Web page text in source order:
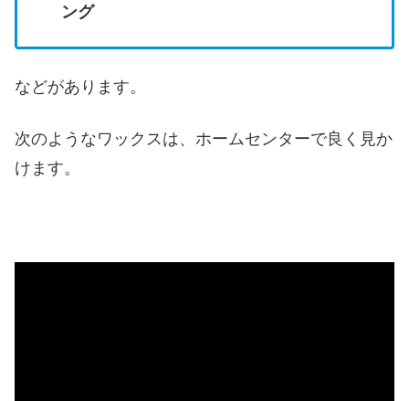
ング
などがあります。
次のようなワックスは、ホームセンターで良く見か
けます。